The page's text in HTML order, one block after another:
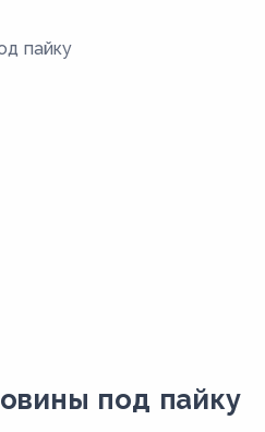
пайку
под пайку